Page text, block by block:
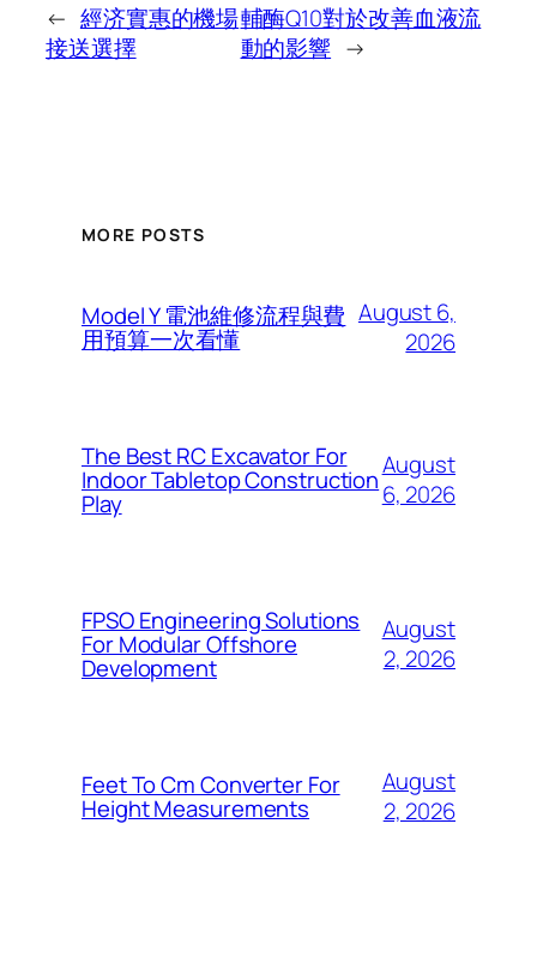
← 經济實惠的機場
接送選擇
輔酶Q10對於改善血液流
動的影響 →
MORE POSTS
Model Y 電池維修流程與費
用預算一次看懂
August 6,
2026
The Best RC Excavator For
Indoor Tabletop Construction
Play
August
6, 2026
FPSO Engineering Solutions
For Modular Offshore
Development
August
2, 2026
Feet To Cm Converter For
Height Measurements
August
2, 2026